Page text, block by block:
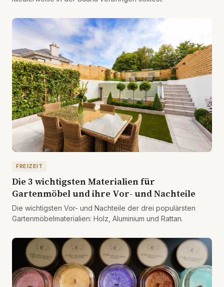
FREIZEIT
Die 3 wichtigsten Materialien für
Gartenmöbel und ihre Vor- und Nachteile
Die wichtigsten Vor- und Nachteile der drei populärsten
Gartenmöbelmaterialien: Holz, Aluminium und Rattan.